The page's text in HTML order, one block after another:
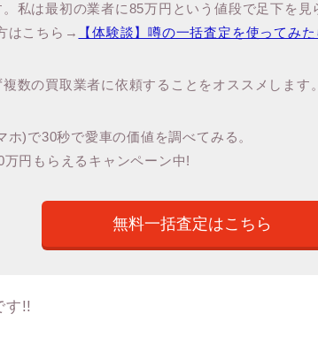
私は最初の業者に85万円という値段で足下を見
はこちら→
【体験談】噂の一括査定を使ってみ
数の買取業者に依頼することをオススメします。
)で30秒で愛車の価値を調べてみる。
円もらえるキャンペーン中!
無料一括査定はこちら
す!!